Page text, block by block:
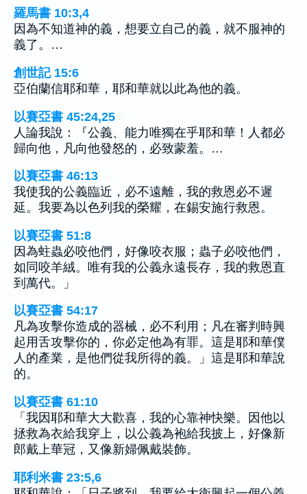
羅馬書 10:3,4
因為不知道神的義，想要立自己的義，就不服神的
義了。…
創世記 15:6
亞伯蘭信耶和華，耶和華就以此為他的義。
以賽亞書 45:24,25
人論我說：『公義、能力唯獨在乎耶和華！人都必
歸向他，凡向他發怒的，必致蒙羞。…
以賽亞書 46:13
我使我的公義臨近，必不遠離，我的救恩必不遲
延。我要為以色列我的榮耀，在錫安施行救恩。
以賽亞書 51:8
因為蛀蟲必咬他們，好像咬衣服；蟲子必咬他們，
如同咬羊絨。唯有我的公義永遠長存，我的救恩直
到萬代。」
以賽亞書 54:17
凡為攻擊你造成的器械，必不利用；凡在審判時興
起用舌攻擊你的，你必定他為有罪。這是耶和華僕
人的產業，是他們從我所得的義。」這是耶和華說
的。
以賽亞書 61:10
「我因耶和華大大歡喜，我的心靠神快樂。因他以
拯救為衣給我穿上，以公義為袍給我披上，好像新
郎戴上華冠，又像新婦佩戴裝飾。
耶利米書 23:5,6